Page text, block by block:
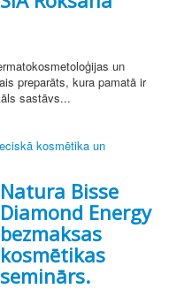
un
preparāts, kura pamatā ir
sastāvs...
kosmētika un
Natura Bisse
Diamond Energy
bezmaksas
kosmētikas
seminārs.